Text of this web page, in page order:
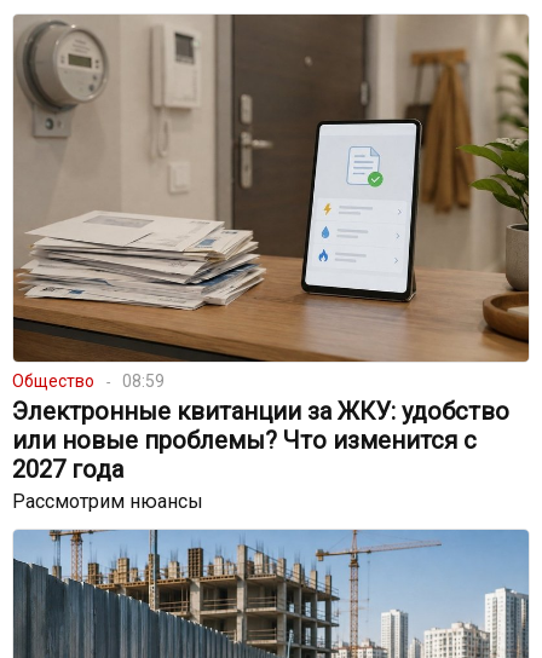
Общество 08:59
Электронные квитанции за ЖКУ: удобство
или новые проблемы? Что изменится с
2027 года
Рассмотрим нюансы